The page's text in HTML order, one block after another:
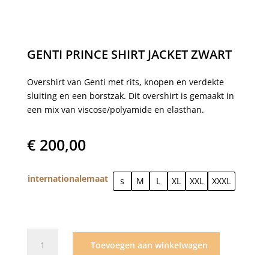
GENTI PRINCE SHIRT JACKET ZWART
Overshirt van Genti met rits, knopen en verdekte
sluiting en een borstzak. Dit overshirt is gemaakt in
een mix van viscose/polyamide en elasthan.
€200,00
internationalemaat s M L XL XXL XXXL
Prince
Toevoegen aan winkelwagen